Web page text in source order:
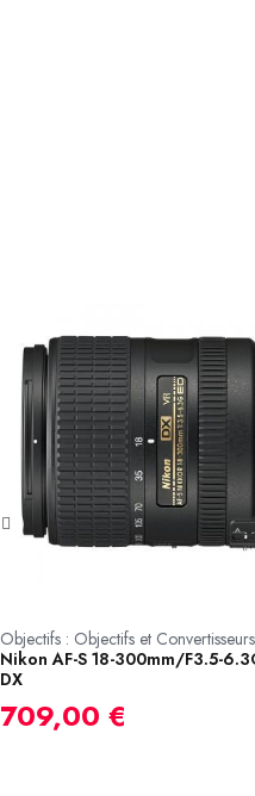
Objectifs : Objectifs et Convertisseurs
Nikon AF-S 18-300mm/F3.5-
DX
709,00 €